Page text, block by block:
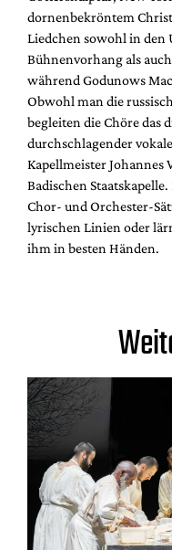
dornenbekröntem
Liedchen sowohl in den
Bühnenvorhang als
während Godunows
Obwohl man die
begleiten die Chöre das
durchschlagender
Kapellmeister Johannes
Badischen
Chor- und Orchester-
lyrischen Linien oder
ihm in besten Händen.